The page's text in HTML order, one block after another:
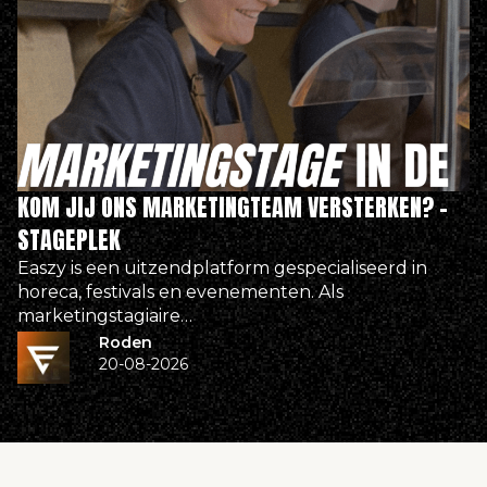
KOM JIJ ONS MARKETINGTEAM VERSTERKEN? –
STAGEPLEK
Easzy is een uitzendplatform gespecialiseerd in
horeca, festivals en evenementen. Als
marketingstagiaire…
Roden
20-08-2026